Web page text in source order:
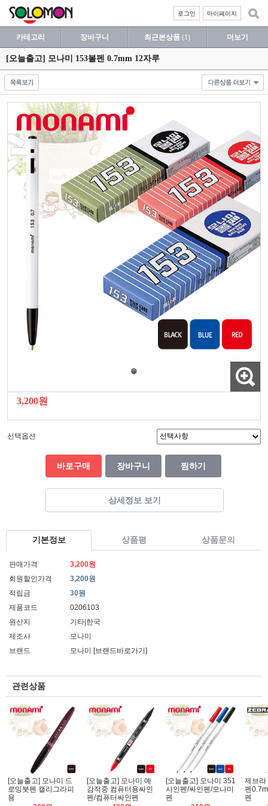
마이페이지
로그인
카테고리 장바구니 최근본상품 (1) 더보기
[오늘출고] 모나미 153볼펜 0.7mm 12자루
3,200원
선택옵션
바로구매 장바구니 찜하기
상세정보 보기
기본정보 상품평 상품문의
판매가격
3,200원
회원할인가격
3,200원
적립금
30원
제품코드
0206103
원산지
기타|한국
제조사
모나미
브랜드
모나미 [브랜드바로가기]
관련상품
[오늘출고] 모나미 드
로잉붓펜 캘리그라피
용
[오늘출고] 모나미 예
감적중 컴퓨터용싸인
펜/컴퓨터싸인펜
[오늘출고] 모나미 351
사인펜/싸인펜/모나미
펜
제브라
펜
펜